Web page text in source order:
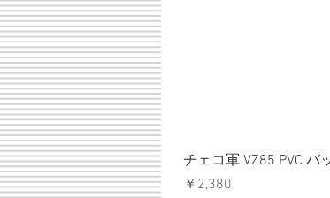
チェコ軍 VZ85 PVC
価格
￥2,380